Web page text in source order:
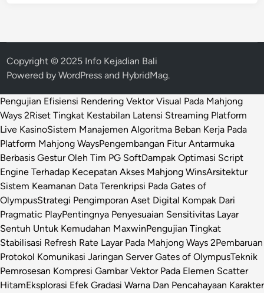
Copyright © 2025 Info Kejadian Bali
Powered byWordPress and HybridMag.
Pengujian Efisiensi Rendering Vektor Visual Pada Mahjong
Ways 2Riset Tingkat Kestabilan Latensi Streaming Platform
Live KasinoSistem Manajemen Algoritma Beban Kerja Pada
Platform Mahjong WaysPengembangan Fitur Antarmuka
Berbasis Gestur Oleh Tim PG SoftDampak Optimasi Script
Engine Terhadap Kecepatan Akses Mahjong WinsArsitektur
Sistem Keamanan Data Terenkripsi Pada Gates of
OlympusStrategi Pengimporan Aset Digital Kompak Dari
Pragmatic PlayPentingnya Penyesuaian Sensitivitas Layar
Sentuh Untuk Kemudahan MaxwinPengujian Tingkat
Stabilisasi Refresh Rate Layar Pada Mahjong Ways 2Pembaruan
Protokol Komunikasi Jaringan Server Gates of OlympusTeknik
Pemrosesan Kompresi Gambar Vektor Pada Elemen Scatter
HitamEksplorasi Efek Gradasi Warna Dan Pencahayaan Karakter